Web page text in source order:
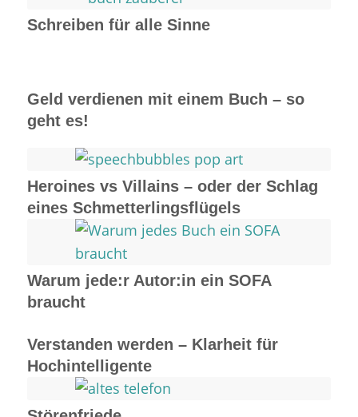
Schreiben für alle Sinne
Geld verdienen mit einem Buch – so
geht es!
Heroines vs Villains – oder der Schlag
eines Schmetterlingsflügels
Warum jede:r Autor:in ein SOFA
braucht
Verstanden werden – Klarheit für
Hochintelligente